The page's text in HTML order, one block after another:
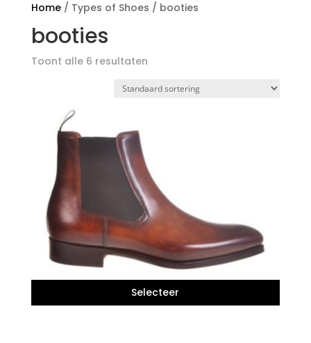
Home/ Types of Shoes / booties
booties
Toont alle 6 resultaten